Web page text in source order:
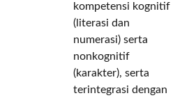
kompetensi kognitif
(literasi dan
numerasi) serta
nonkognitif
(karakter), serta
terintegrasi dengan